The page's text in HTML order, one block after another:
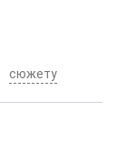
сюжету